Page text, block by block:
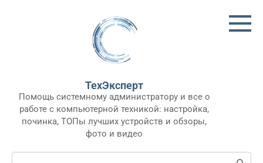
ТехЭксперт
Помощь системному администратору и все о
работе с компьютерной техникой: настройка,
починка, ТОПы лучших устройств и обзоры,
фото и видео
Поиск: